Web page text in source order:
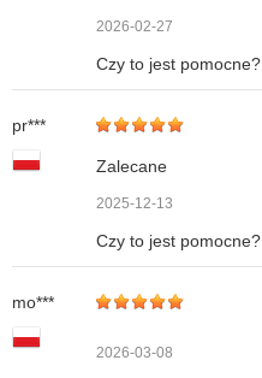
2026-02-27
Czy to jest pomocne?
pr***
Zalecane
2025-12-13
Czy to jest pomocne?
mo***
2026-03-08